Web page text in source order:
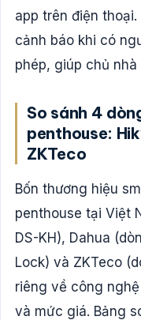
app trên điện
cảnh báo khi có
phép, giúp chủ
So sánh 4
penthouse:
ZKTeco
Bốn thương hiệu
penthouse tại Việt
DS-KH), Dahua
Lock) và ZKTeco
riêng về công
và mức giá. Bảng